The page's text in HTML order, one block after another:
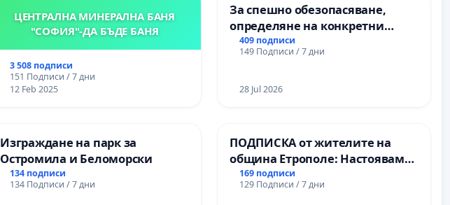
ЦЕНТРАЛНА МИНЕРАЛНА БАНЯ
"СОФИЯ"-ДА БЪДЕ БАНЯ
3 508 подписи
151 Подписи / 7 дни
12 Feb 2025
За спешно обезопасяване,
определяне на конкретни
срокове и извършване на
цялостна рехабилитация на
пътен възел АМ „Тракия“ - гр.
409 подписи
149 Подписи / 7 дни
28 Jul 2026
Изграждане на парк за
Остромила и Беломорски
134 подписи
134 Подписи / 7 дни
ПОДПИСКА от жителите на
община Етрополе: Настояваме
за ясни гаранции от “Елаците-
МЕД” АД и от държавата, че ще
169 подписи
129 Подписи / 7 дни